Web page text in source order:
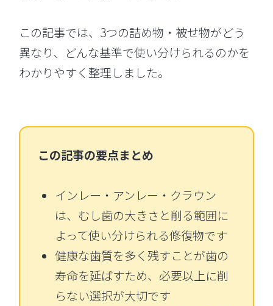
この記事では、3つの詰め物・被せ物がどう
異なり、どんな基準で使い分けられるのかを
わかりやすく整理しました。
この記事の要点まとめ
インレー・アンレー・クラウン
は、むし歯の大きさと削る範囲に
よって使い分けられる修復物です
健康な歯質を多く残すことが歯の
寿命を延ばすため、必要以上に削
らない選択が大切です